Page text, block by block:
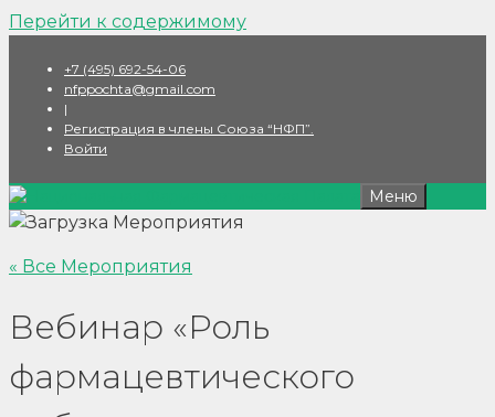
Перейти к содержимому
+7 (495) 692-54-06
nfppochta@gmail.com
|
Регистрация в члены Союза “НФП”.
Войти
Меню
« Все Мероприятия
Вебинар «Роль
фармацевтического